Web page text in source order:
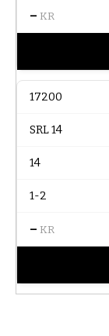
– KR
17200
SRL 14
14
1-2
– KR